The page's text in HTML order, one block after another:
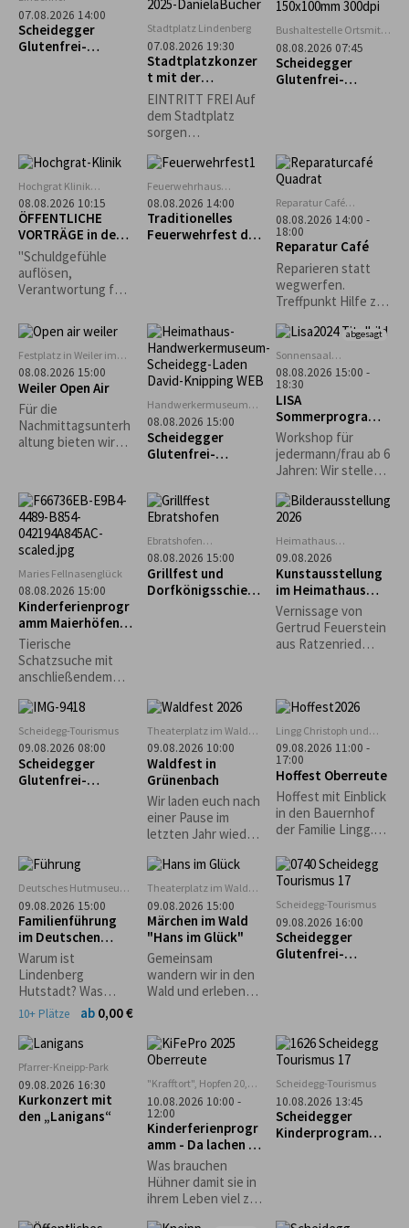
möglich.
07.08.2026 14:00
Scheidegger
Glutenfrei-
Stadtplatz Lindenberg
07.08.2026 19:30
Stadtplatzkonzer
t mit der
Musikkapelle
Opfenbach
EINTRITT FREI Auf
dem Stadtplatz
sorgen
Vereine für
Sitzgelegenheiten
und das leibliche
Wohl. *Die
Veranstaltung
Bushaltestelle Ortsmitte
Scheidegg
08.08.2026 07:45
Scheidegger
Glutenfrei-
Hochgrat Klinik
Stiefenhofen
08.08.2026 10:15
ÖFFENTLICHE
VORTRÄGE in der
Hochgrat Klinik
"Schuldgefühle
auflösen,
Verantwortung für
übernehmen“ -
Bettina von
Nottbeck,
Heilpraktikerin,
Körperpsychothera
peutin
Feuerwehrhaus
Scheidegg
08.08.2026 14:00
Traditionelles
Feuerwehrfest der
Reparatur Café
Oberreute
08.08.2026 14:00 -
18:00
Reparatur Café
Reparieren statt
wegwerfen.
Treffpunkt Hilfe zur
Festplatz in Weiler im
Allgäu
08.08.2026 15:00
Weiler Open Air
Für die
Nachmittagsunterh
altung bieten wir
Bierpongturnier -
Kaffee & Kuchen -
Weinlaube -
Kinderprogramm -
uvm. an.
Handwerkermuseum
„Heimathaus"
Scheidegg
08.08.2026 15:00
Scheidegger
Glutenfrei-
Handwerkermuseu
m „Heimathaus“
abgesagt
Sonnensaal
Stiefenhofen
08.08.2026 15:00 -
18:30
LISA
Sommerprogramm
: Familienaktion
Workshop für
jedermann/frau ab 6
Jahren: Wir stellen
und backen
Sonnenbrote...
Maries Fellnasenglück
08.08.2026 15:00
Kinderferienprogr
amm Maierhöfen:
Tierische
Schatzsuche
Tierische
Schatzsuche mit
anschließendem
Ebratshofen
Vereinsheim
08.08.2026 15:00
Grillfest und
Dorfkönigsschieß
Heimathaus
Zwirkenberg
09.08.2026
Kunstausstellung
im Heimathaus
Gestratz-
Zwirkenberg
Vernissage von
Gertrud Feuerstein
aus Ratzenried
Scheidegg-Tourismus
09.08.2026 08:00
Scheidegger
Glutenfrei-
"Guni´s Panificio"
Theaterplatz im Wald
bei Grünenbach
09.08.2026 10:00
Waldfest in
Grünenbach
Wir laden euch nach
einer Pause im
letzten Jahr wieder
Waldfest ein und
freuen uns auf
euren zahlreichen
Besuch! Eure
Musikkapelle
Grünenbach
Lingg Christoph und
Katrin
09.08.2026 11:00 -
17:00
Hoffest Oberreute
Hoffest mit Einblick
in den Bauernhof
der Familie Lingg.
Mittagstisch. Kaffee
und Kuchen.
Hüpfburg
Deutsches Hutmuseum,
Lindenberg
09.08.2026 15:00
Familienführung
im Deutschen
Hutmuseum
Warum ist
Lindenberg
Hutstadt? Was
haben denn
damit zu tun? Und
Strohhüte? Warum
gibt es einen
Haifisch im
Museum?
10+ Plätze ab 0,00 €
Theaterplatz im Wald
bei Grünenbach
09.08.2026 15:00
Märchen im Wald
"Hans im Glück"
Gemeinsam
wandern wir in den
Wald und erleben
Geschichte der
Gebrüder Grimm
Scheidegg-Tourismus
09.08.2026 16:00
Scheidegger
Glutenfrei-
Pfarrer-Kneipp-Park
09.08.2026 16:30
Kurkonzert mit
den „Lanigans“
"Krafftort", Hopfen 20,
88167 Stiefenhofen
10.08.2026 10:00 -
12:00
Kinderferienprogr
amm - Da lachen ja
die Hühner
Was brauchen
Hühner damit sie in
ihrem Leben viel zu
Scheidegg-Tourismus
10.08.2026 13:45
Scheidegger
Kinderprogramm: